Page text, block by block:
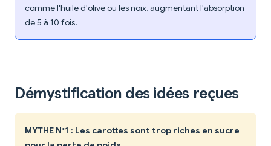
comme l'huile d'olive ou les noix, augmentant l'absorption
de 5 à 10 fois.
Démystification des idées reçues
MYTHE N°1 : Les carottes sont trop riches en sucre